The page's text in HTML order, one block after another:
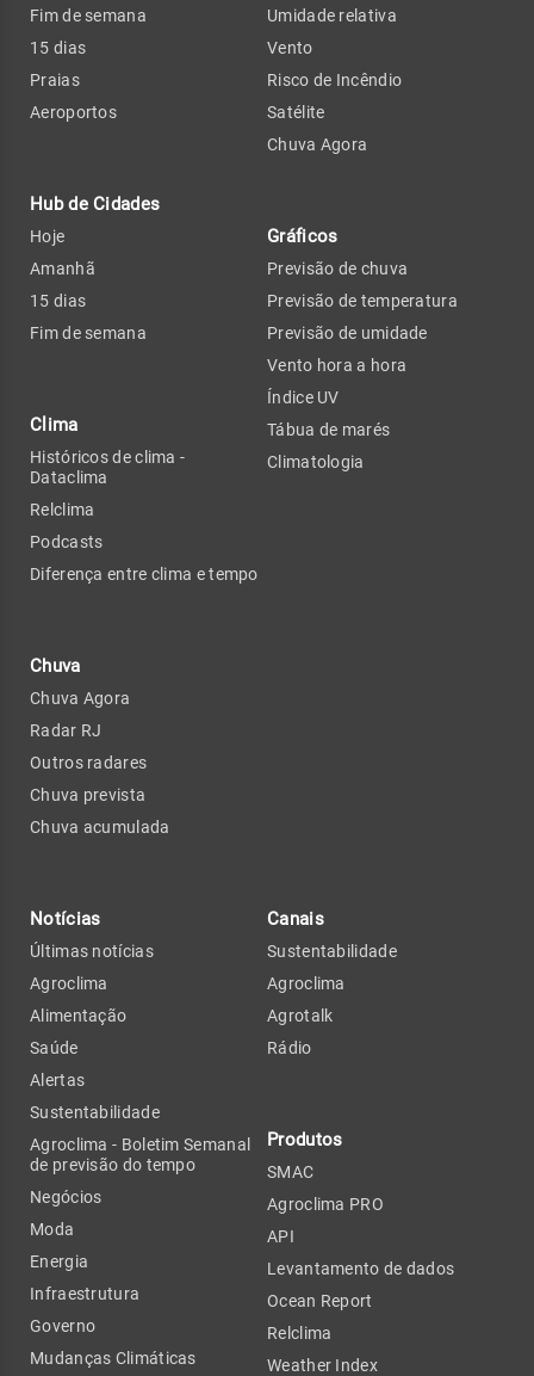
Fim de semana
15 dias
Praias
Aeroportos
Hub de Cidades
Hoje
Amanhã
15 dias
Fim de semana
Clima
Históricos de clima -
Dataclima
Relclima
Podcasts
Diferença entre clima e tempo
Chuva
Chuva Agora
Radar RJ
Outros radares
Chuva prevista
Chuva acumulada
Umidade relativa
Vento
Risco de Incêndio
Satélite
Chuva Agora
Gráficos
Previsão de chuva
Previsão de temperatura
Previsão de umidade
Vento hora a hora
Índice UV
Tábua de marés
Climatologia
Notícias
Últimas notícias
Agroclima
Alimentação
Saúde
Alertas
Sustentabilidade
Agroclima - Boletim Semanal
de previsão do tempo
Negócios
Moda
Energia
Infraestrutura
Governo
Mudanças Climáticas
Canais
Sustentabilidade
Agroclima
Agrotalk
Rádio
Produtos
SMAC
Agroclima PRO
API
Levantamento de dados
Ocean Report
Relclima
Weather Index